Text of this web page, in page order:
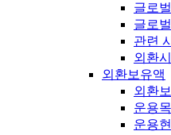
글로
글로
관련
외환
외환보유액
외환
운용
운용